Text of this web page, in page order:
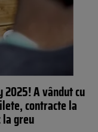
A vândut cu
contracte la
greu